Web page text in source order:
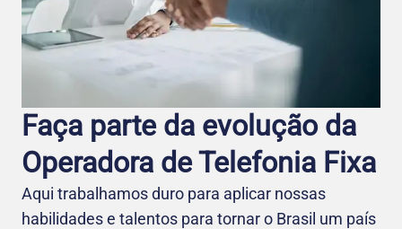
Faça parte da evolução da
Operadora de Telefo nia Fixa
Aqui trabalhamos duro para aplicar nossas
habilidades e talentos para tornar o Brasil um país